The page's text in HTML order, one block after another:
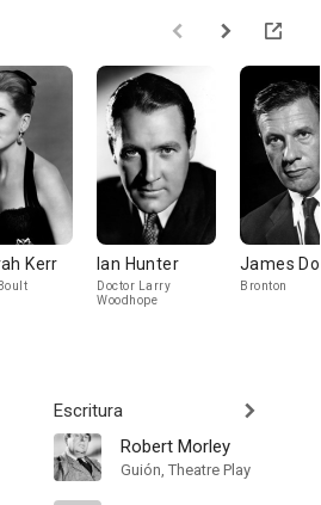
Kerr Ian Hunter
Doctor Larry
Woodhope
James
Bronton
Escritura
Robert Morley
Guión, Theatre Play